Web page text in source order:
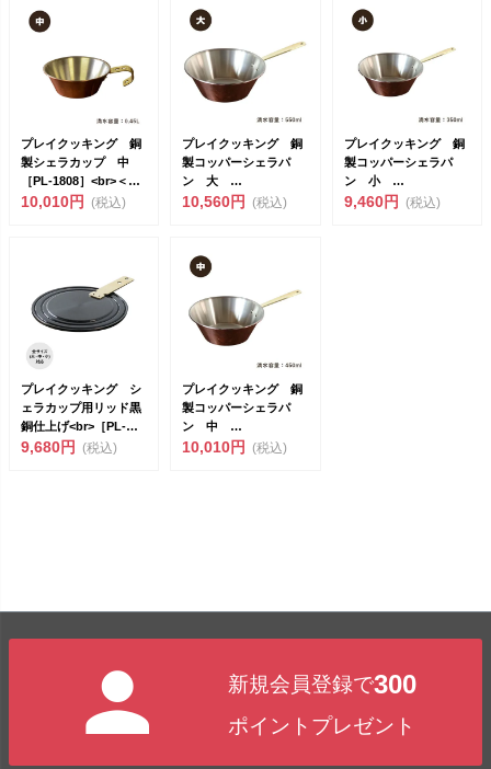
プレイクッキング 銅
製シェラカップ 中
［PL-1808］<br>＜燕
三条...
10,010円 (税込)
プレイクッキング 銅
製コッパーシェラパ
ン 大
COPPER100<br>...
10,560円 (税込)
プレイクッキング 銅
製コッパーシェラパ
ン 小
COPPER100<br>...
9,460円 (税込)
プレイクッキング シ
ェラカップ用リッド黒
銅仕上げ<br>［PL-
180F...
9,680円 (税込)
プレイクッキング 銅
製コッパーシェラパ
ン 中
COPPER100<br>...
10,010円 (税込)
新規会員登録で300
ポイントプレゼント